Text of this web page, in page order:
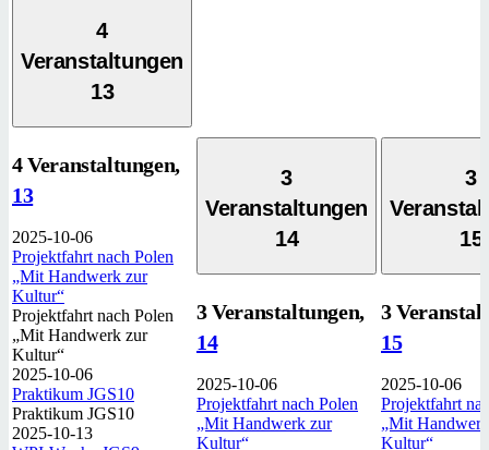
4
Veranstaltungen
13
4 Veranstaltungen,
13
2025-10-06
Projektfahrt nach Polen
„Mit Handwerk zur
Kultur“
Projektfahrt nach Polen
„Mit Handwerk zur
Kultur“
2025-10-06
Praktikum JGS10
Praktikum JGS10
2025-10-13
3
Veranstaltungen
14
3 Veranstaltungen,
14
2025-10-06
Projektfahrt nach Polen
„Mit Handwerk zur
Kultur“
3
15
3
15
2025-10-06
Projektfahrt
„Mit
Kultur“